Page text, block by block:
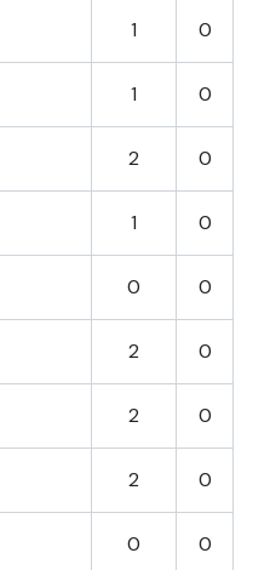
1
0
1
0
2
0
1
0
0
0
2
0
2
0
2
0
0
0